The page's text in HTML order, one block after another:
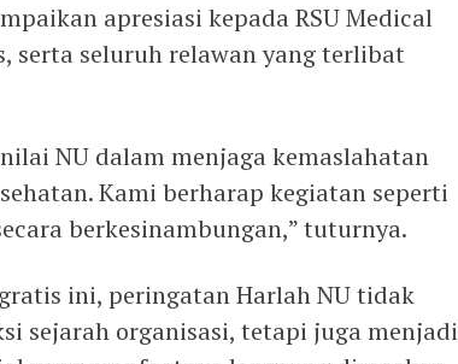
apresiasi kepada RSU Medical
serta seluruh relawan yang terlibat
NU dalam menjaga kemaslahatan
Kami berharap kegiatan seperti
berkesinambungan,” tuturnya.
ini, peringatan Harlah NU tidak
sejarah organisasi, tetapi juga menjadi